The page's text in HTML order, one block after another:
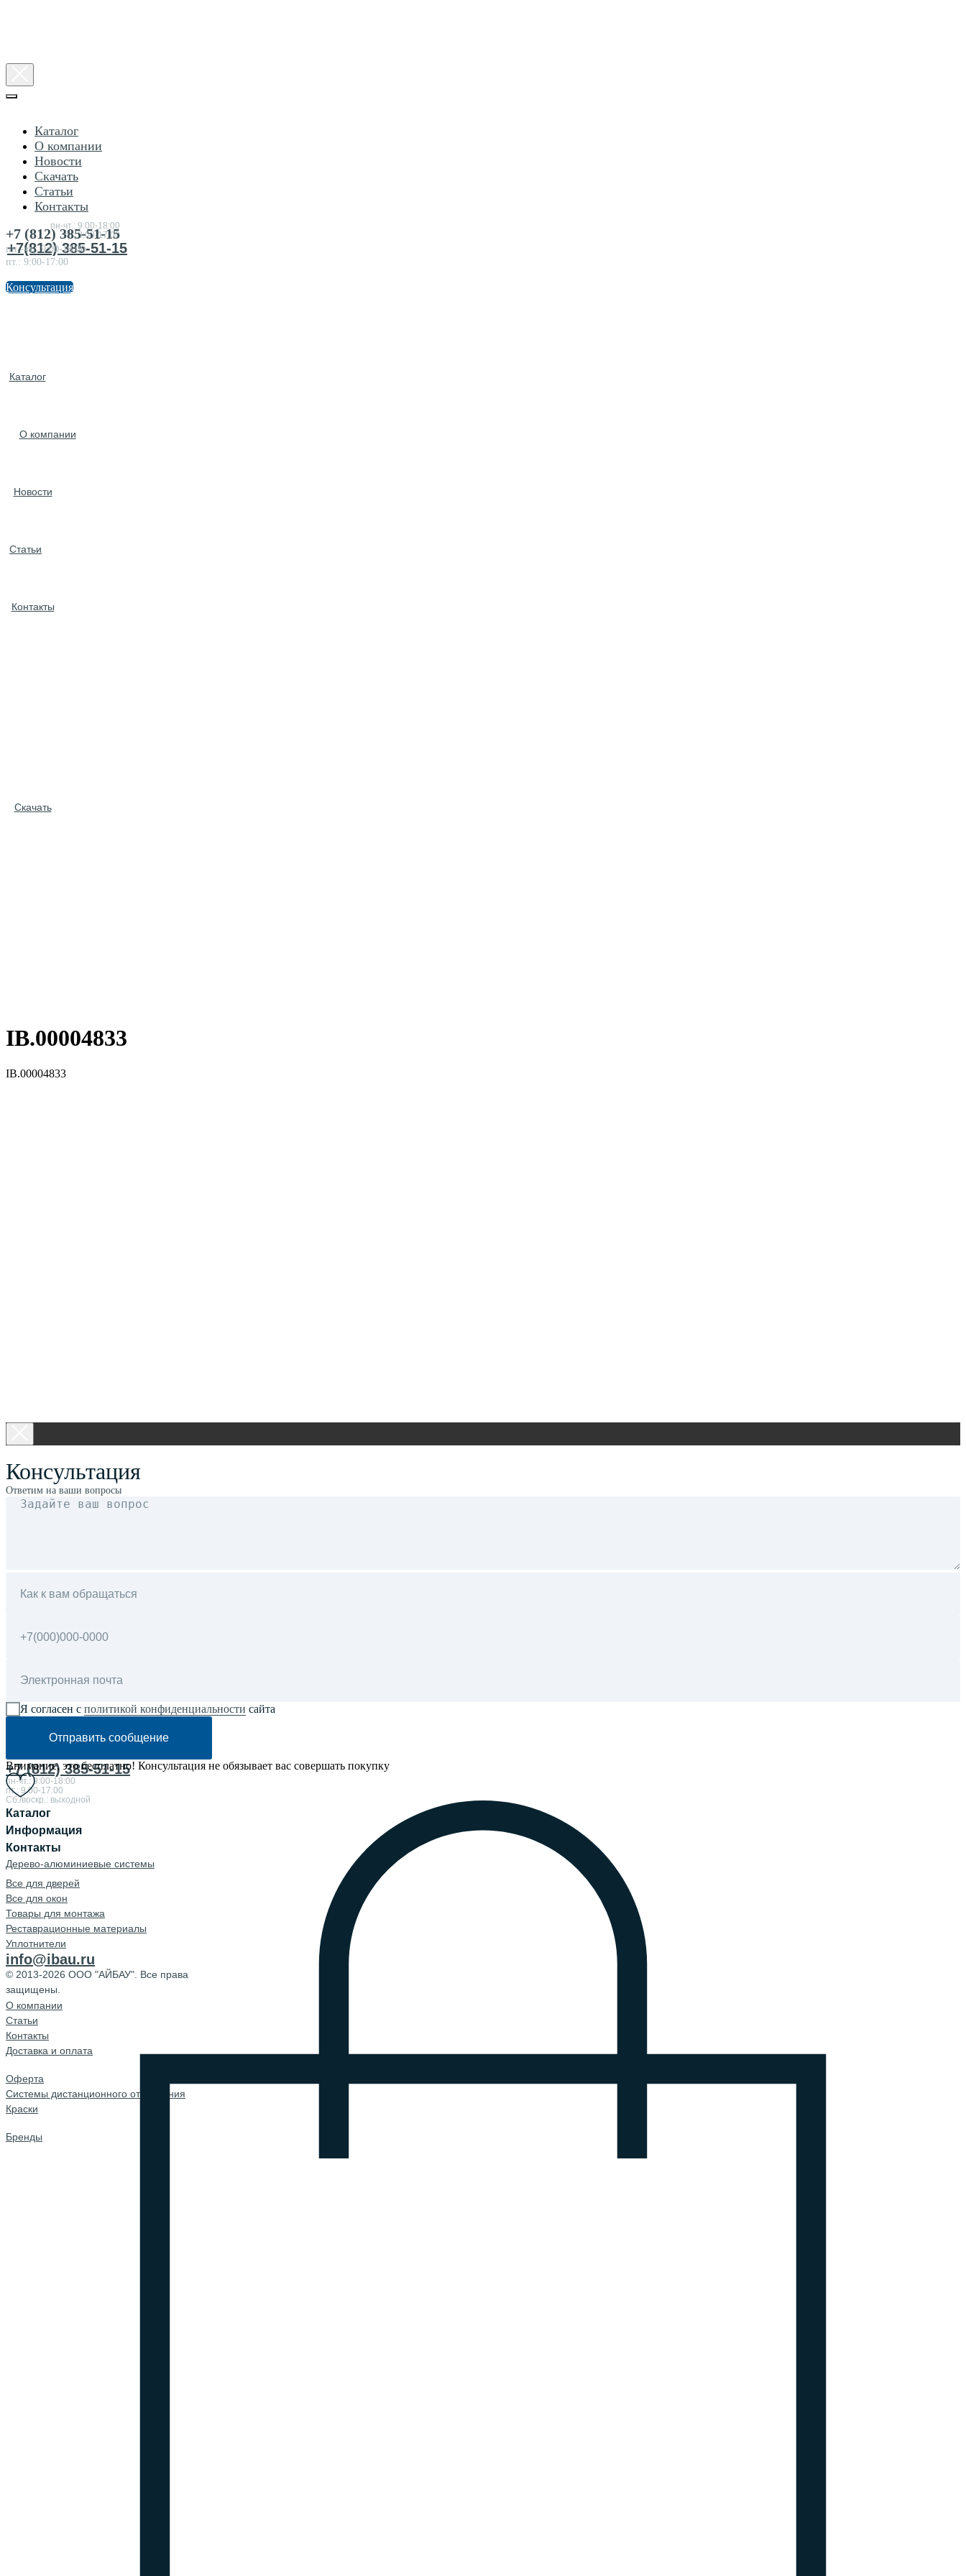
Консультация
пн-чт.: 9:00-18:00
пт.:9:00-17:00
+7(812) 385-51-15
Каталог
О компании
Новости
Статьи
Контакты
Скачать
Каталог
О компании
Новости
Скачать
Статьи
Контакты
+7 (812) 385-51-15
пн.-чт.: 9:00-18:00
пт.: 9:00-17:00
Консультация
IB.00004833
IB.00004833
+7 (812) 385-51-15
пн-чт.: 9:00-18:00
пт.: 9.00-17.00
Сб./воскр.: выходной
Каталог
Информация
Контакты
Дерево-алюминиевые системы
Все для дверей
Все для окон
Товары для монтажа
Реставрационные материалы
Уплотнители
info@ibau.ru
© 2013-2026 ООО "АЙБАУ". Все права
защищены.
О компании
Cтатьи
Контакты
Доставка и оплата
Оферта
Системы дистанционного открывания
Краски
Бренды
Консультация
Ответим на ваши вопросы
Я согласен с политикой конфиденциальности сайта
Отправить сообщение
Внимание, это бесплатно! Консультация не обязывает вас совершать покупку